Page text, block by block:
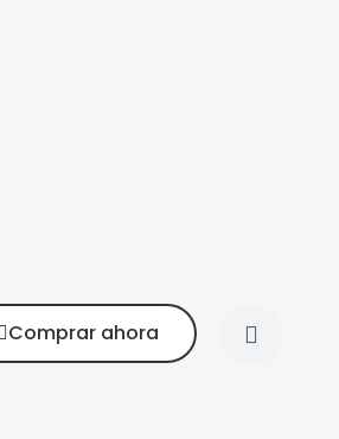
Comprar ahora